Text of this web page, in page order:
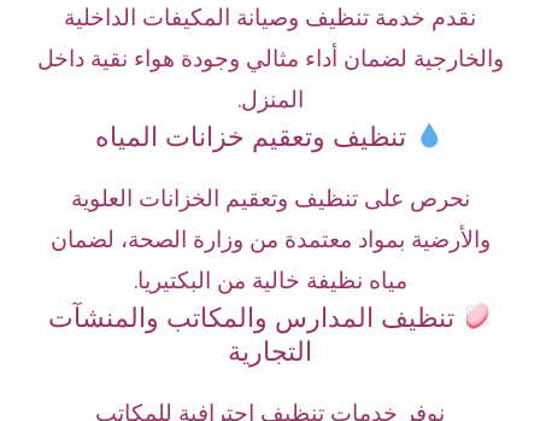
نقدم خدمة تنظيف وصيانة المكيفات الداخلية
والخارجية لضمان أداء مثالي وجودة هواء نقية داخل
المنزل.
تنظيف وتعقيم خزانات المياه
نحرص على تنظيف وتعقيم الخزانات العلوية
والأرضية بمواد معتمدة من وزارة الصحة، لضمان
مياه نظيفة خالية من البكتيريا.
تنظيف المدارس والمكاتب والمنشآت
التجارية
نوفر خدمات تنظيف احترافية للمكاتب